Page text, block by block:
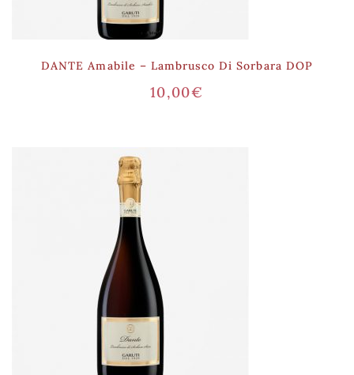
DANTE Amabile – Lambrusco Di Sorbara DOP
10,00€